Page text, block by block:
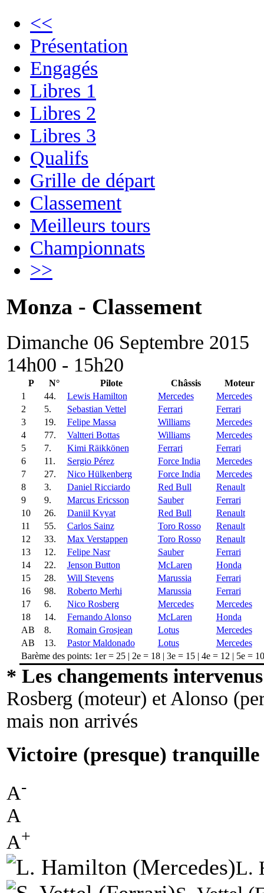
<<
Présentation
Engagés
Libres 1
Libres 2
Libres 3
Qualifs
Grille de départ
Classement
Meilleurs tours
Championnats
>>
Monza - Classement
Dimanche 06 Septembre 2015
14h00 - 15h20
P N° Pilote Châssis
Moteur
1
44. Lewis Hamilton Mercedes
Mercedes
2
5. Sebastian Vettel Ferrari
Ferrari
3
19. Felipe Massa Williams
Mercedes
4
77. Valtteri Bottas Williams
Mercedes
5
7. Kimi Räikkönen Ferrari
Ferrari
6
11. Sergio Pérez Force India
Mercedes
7
27. Nico Hülkenberg Force India
Mercedes
8
3. Daniel Ricciardo Red Bull
Renault
9
9. Marcus Ericsson Sauber
Ferrari
10
26. Daniil Kvyat Red Bull
Renault
11
55. Carlos Sainz Toro Rosso
Renault
12
33. Max Verstappen Toro Rosso
Renault
13
12. Felipe Nasr Sauber
Ferrari
14
22. Jenson Button McLaren
Honda
15
28. Will Stevens Marussia
Ferrari
16
98. Roberto Merhi Marussia
Ferrari
17
6. Nico Rosberg Mercedes
Mercedes
18
14. Fernando Alonso McLaren
Honda
AB
8. Romain Grosjean Lotus
Mercedes
AB
13. Pastor Maldonado Lotus
Mercedes
Barème des points: 1er = 25 | 2e = 18 | 3e = 15 | 4e = 12 | 5e =
* Les changements
Rosberg (moteur) et Alonso
mais non arrivés
Victoire (presque)
A-
A
A+
L.